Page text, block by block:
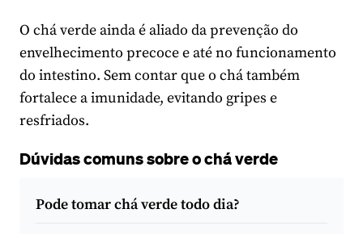
O chá verde ainda é aliado da prevenção do
envelhecimento precoce e até no funcionamento
do intestino. Sem contar que o chá também
fortalece a imunidade, evitando gripes e
resfriados.
Dúvidas comuns sobre o chá verde
Pode tomar chá verde todo dia?